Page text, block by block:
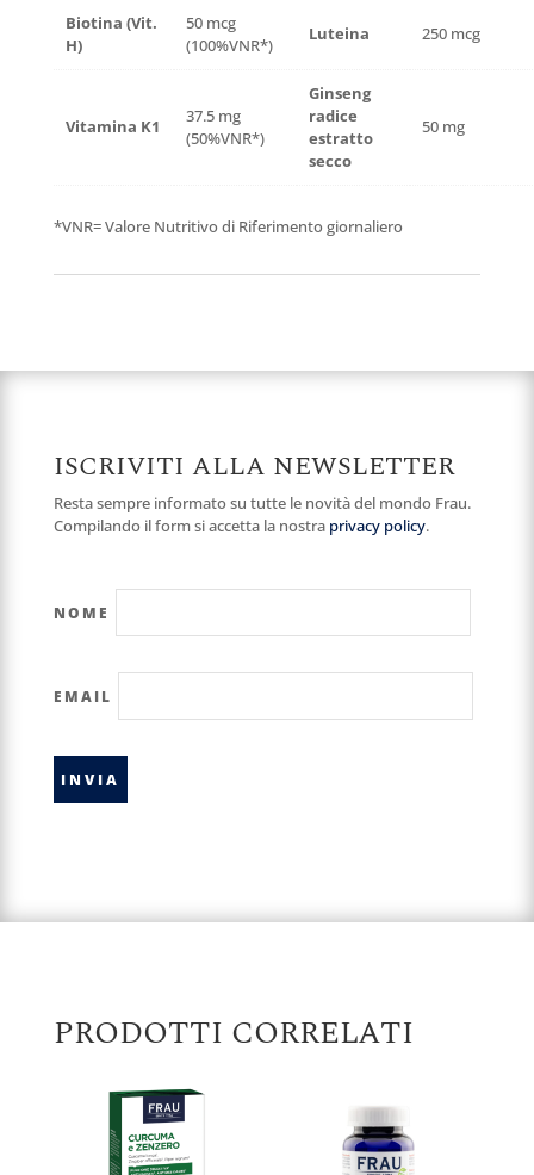
Biotina (Vit.
H)
50 mcg
(100%VNR*)
Luteina 250 mcg
Vitamina K1
37.5 mg
(50%VNR*)
Ginseng
radice
estratto
secco
50 mg
*VNR= Valore Nutritivo di Riferimento giornaliero
ISCRIVITI ALLA NEWSLETTER
Resta sempre informato su tutte le novità del mondo Frau.
Compilando il form si accetta la nostra privacy policy.
NOME
EMAIL
PRODOTTI CORRELATI